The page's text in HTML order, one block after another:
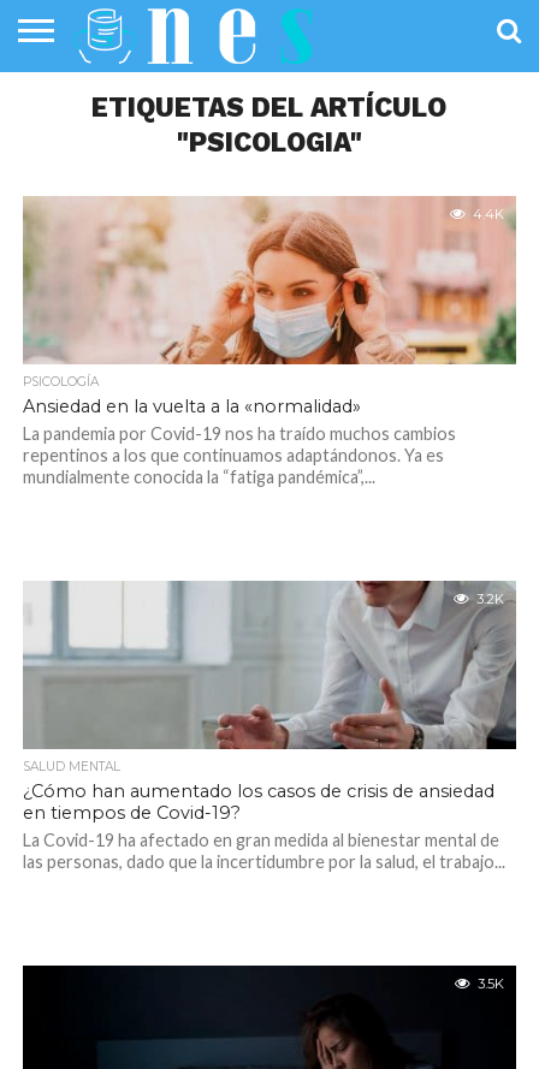
PÚBLICA
SANIDAD
INVESTIGACIÓN
ENTREVISTAS
PROFESIONALES
DE LA SALUD
INFOGRAFÍAS
DE SALUD
OPINIÓNETIQUETAS DEL ARTÍCULO
"PSICOLOGIA"
4.4K
PSICOLOGÍA
Ansiedad en la vuelta a la «normalidad»
La pandemia por Covid-19 nos ha traído muchos cambios
repentinos a los que continuamos adaptándonos. Ya es
mundialmente conocida la “fatiga pandémica”,...
3.2K
SALUD MENTAL
¿Cómo han aumentado los casos de crisis de ansiedad
en tiempos de Covid-19?
La Covid-19 ha afectado en gran medida al bienestar mental de
las personas, dado que la incertidumbre por la salud, el trabajo...
3.5K